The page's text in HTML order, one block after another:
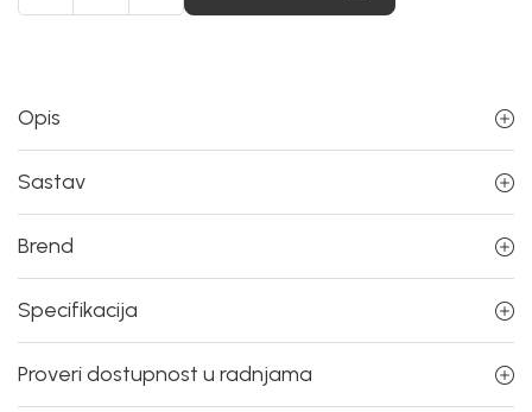
Opis
Sastav
Brend
Specifikacija
Proveri dostupnost u radnjama